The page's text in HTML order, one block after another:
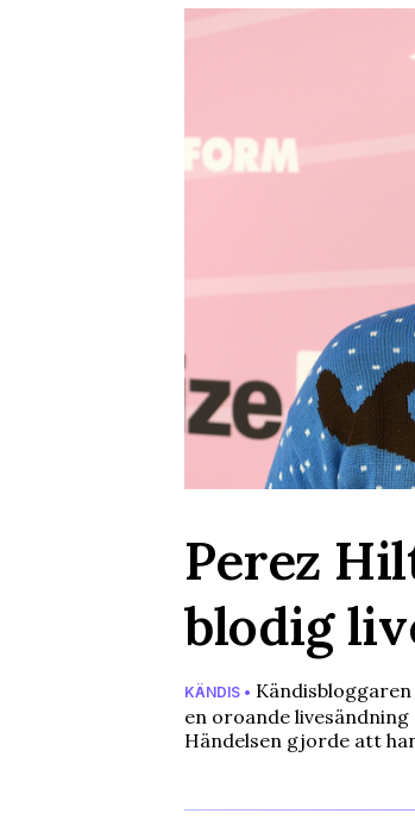
Perez
blodig
KÄNDIS •
en oroande livesändning
Händelsen gjorde att